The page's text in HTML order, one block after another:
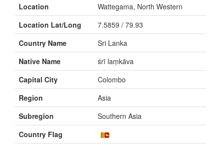
Location
Wattegama, North Western
Location Lat/Long
7.5859 / 79.93
Country Name
Sri Lanka
Native Name
śrī laṃkāva
Capital City
Colombo
Region
Asia
Subregion
Southern Asia
Country Flag